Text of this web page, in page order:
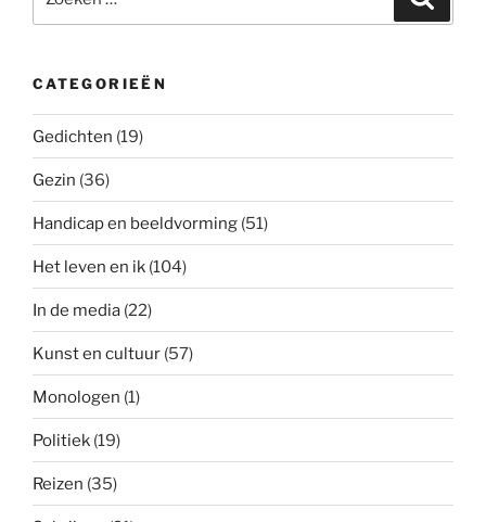
naar:
CATEGORIEËN
Gedichten (19)
Gezin (36)
Handicap en beeldvorming (51)
Het leven en ik (104)
In de media (22)
Kunst en cultuur (57)
Monologen (1)
Politiek (19)
Reizen (35)